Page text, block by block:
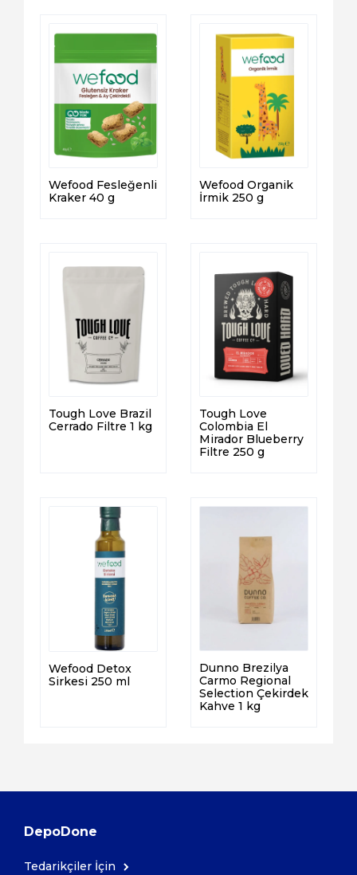
Wefood Fesleğenli
Kraker 40 g
Wefood Organik
İrmik 250 g
Tough Love Brazil
Cerrado Filtre 1 kg
Tough Love
Colombia El
Mirador Blueberry
Filtre 250 g
Wefood Detox
Sirkesi 250 ml
Dunno Brezilya
Carmo Regional
Selection Çekirdek
Kahve 1 kg
DepoDone
Tedarikçiler İçin